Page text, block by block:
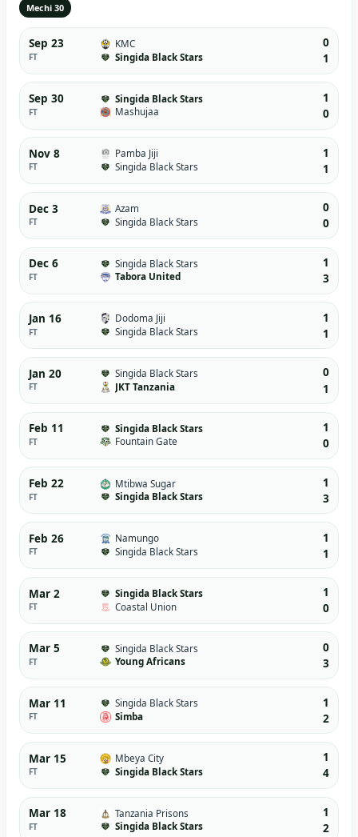
Mechi 30
Sep 23
FT
KMC
Singida Black Stars
0
1
Sep 30
FT
Singida Black Stars
Mashujaa
1
0
Nov 8
FT
Pamba Jiji
Singida Black Stars
1
1
Dec 3
FT
Azam
Singida Black Stars
0
0
Dec 6
FT
Singida Black Stars
Tabora United
1
3
Jan 16
FT
Dodoma Jiji
Singida Black Stars
1
1
Jan 20
FT
Singida Black Stars
JKT Tanzania
0
1
Feb 11
FT
Singida Black Stars
Fountain Gate
1
0
Feb 22
FT
Mtibwa Sugar
Singida Black Stars
1
3
Feb 26
FT
Namungo
Singida Black Stars
1
1
Mar 2
FT
Singida Black Stars
Coastal Union
1
0
Mar 5
FT
Singida Black Stars
Young Africans
0
3
Mar 11
FT
Singida Black Stars
Simba
1
2
Mar 15
FT
Mbeya City
Singida Black Stars
1
4
Mar 18
FT
Tanzania Prisons
Singida Black Stars
1
2